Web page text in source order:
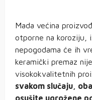
Mada većina
otporne na koroziju,
nepogodama će ih
keramički premaz
visokokvalitetnih
svakom slučaju,
osušite ugrožene